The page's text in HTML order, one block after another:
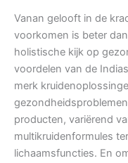
Vanan gelooft in de
voorkomen is beter
holistische kijk op
voordelen van de
merk
producten, variërend
multikruidenformules
lichaamsfuncties. En